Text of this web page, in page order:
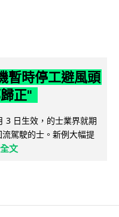
暫時停工避風頭
正"
3 日生效，的士業界就期
駕駛的士。新例大幅提
文